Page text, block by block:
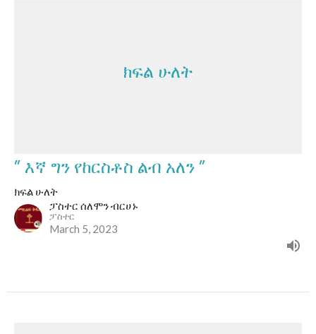
ክፍል ሁለት
” እኛ ግን የከርስቶስ ልብ አለን ”
ክፍል ሁለት
ፓስተር ሰለሞን ብርሀኑ
ፓስተር
March 5, 2023